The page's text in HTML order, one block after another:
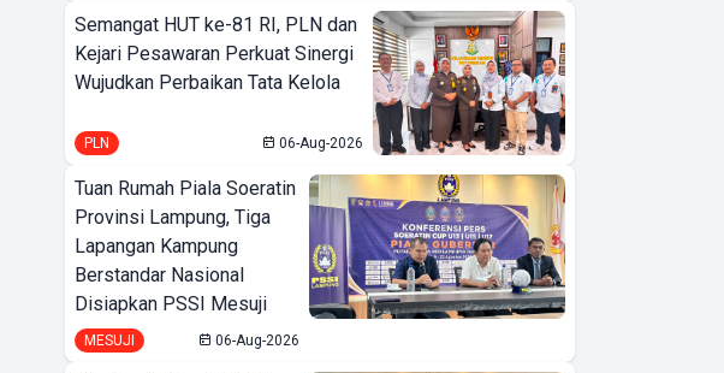
Semangat HUT ke-81 RI, PLN dan
Kejari Pesawaran Perkuat Sinergi
Wujudkan Perbaikan Tata Kelola
PLN 06-Aug-2026
Tuan Rumah Piala Soeratin
Provinsi Lampung, Tiga
Lapangan Kampung
Berstandar Nasional
Disiapkan PSSI Mesuji
MESUJI 06-Aug-2026